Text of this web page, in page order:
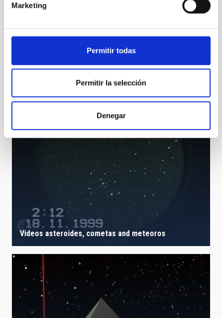
Marketing
Permitir todas
Permitir la selección
Denegar
Vídeos GTC 2000-2005
Videos asteroides, cometas and meteoros